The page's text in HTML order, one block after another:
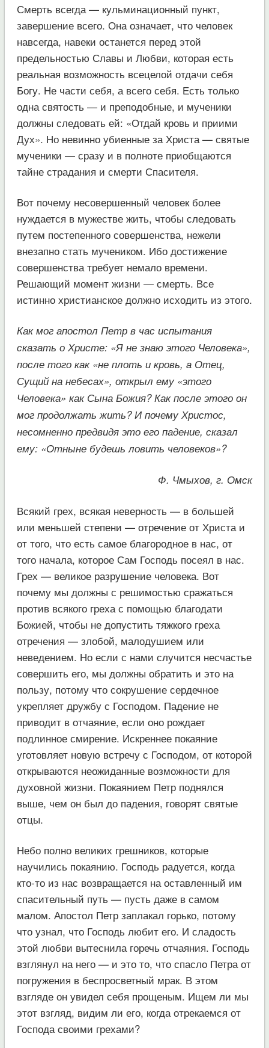
Смерть всегда — кульминационный пункт,
завершение всего. Она означает, что человек
навсегда, навеки останется перед этой
предельностью Славы и Любви, которая есть
реальная возможность всецелой отдачи себя
Богу. Не части себя, а всего себя. Есть только
одна святость — и преподобные, и мученики
должны следовать ей: «Отдай кровь и приими
Дух». Но невинно убиенные за Христа — святые
мученики — сразу и в полноте приобщаются
тайне страдания и смерти Спасителя.
Вот почему несовершенный человек более
нуждается в мужестве жить, чтобы следовать
путем постепенного совершенства, нежели
внезапно стать мучеником. Ибо достижение
совершенства требует немало времени.
Решающий момент жизни — смерть. Все
истинно христианское должно исходить из этого.
Как мог апостол Петр в час испытания
сказать о Христе: «Я не знаю этого Человека»,
после того как «не плоть и кровь, а Отец,
Сущий на небесах», открыл ему «этого
Человека» как Сына Божия? Как после этого он
мог продолжать жить? И почему Христос,
несомненно предвидя это его падение, сказал
ему: «Отныне будешь ловить человеков»?
Ф. Чмыхов, г. Омск
Всякий грех, всякая неверность — в большей
или меньшей степени — отречение от Христа и
от того, что есть самое благородное в нас, от
того начала, которое Сам Господь посеял в нас.
Грех — великое разрушение человека. Вот
почему мы должны с решимостью сражаться
против всякого греха с помощью благодати
Божией, чтобы не допустить тяжкого греха
отречения — злобой, малодушием или
неведением. Но если с нами случится несчастье
совершить его, мы должны обратить и это на
пользу, потому что сокрушение сердечное
укрепляет дружбу с Господом. Падение не
приводит в отчаяние, если оно рождает
подлинное смирение. Искреннее покаяние
уготовляет новую встречу с Господом, от которой
открываются неожиданные возможности для
духовной жизни. Покаянием Петр поднялся
выше, чем он был до падения, говорят святые
отцы.
Небо полно великих грешников, которые
научились покаянию. Господь радуется, когда
кто-то из нас возвращается на оставленный им
спасительный путь — пусть даже в самом
малом. Апостол Петр заплакал горько, потому
что узнал, что Господь любит его. И сладость
этой любви вытеснила горечь отчаяния. Господь
взглянул на него — и это то, что спасло Петра от
погружения в беспросветный мрак. В этом
взгляде он увидел себя прощеным. Ищем ли мы
этот взгляд, видим ли его, когда отрекаемся от
Господа своими грехами?